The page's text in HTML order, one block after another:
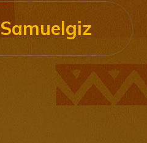
Samuelgiz